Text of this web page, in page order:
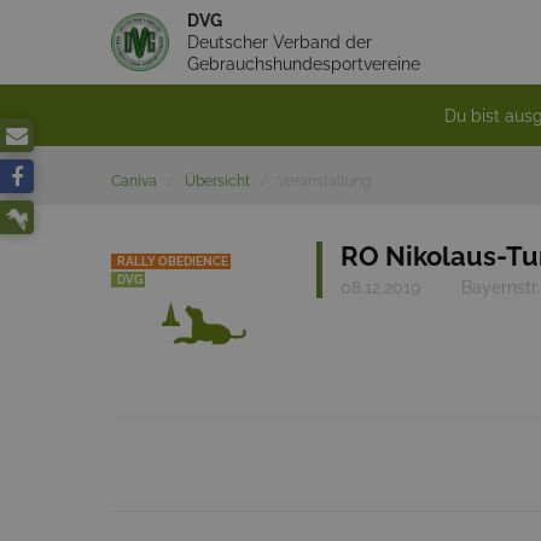
DVG
Deutscher Verband der
Gebrauchshundesportvereine
Du bist
Caniva Übersicht
RALLY OBEDIENCE
DVG
RO Nikolaus-
08.12.2019